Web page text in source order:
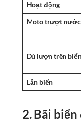
Hoạt động
Moto trượt nước
Dù lượn trên biển
Lặn biển
2. Bãi